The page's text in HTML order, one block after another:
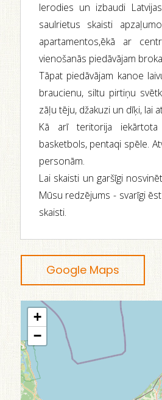
Ierodies un izbaudi
saulrietus skaisti
apartamentos,ēkā ar
vienošanās piedāvājam
Tāpat piedāvājam kanoe
braucienu, siltu pirtiņu
zāļu tēju, džakuzi un dīķi, lai
Kā arī teritorija iekārtota
basketbols, pentaqi spēle.
personām.
Lai skaisti un garšīgi
Mūsu redzējums - svarīgi
skaisti.
Google Maps
+
−